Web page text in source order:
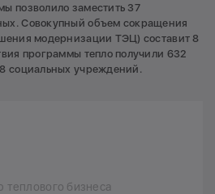
позволило заместить 37
Совокупный объем сокращения
модернизации ТЭЦ) составит 8
программы тепло получили 632
социальных учреждений.
теплового бизнеса